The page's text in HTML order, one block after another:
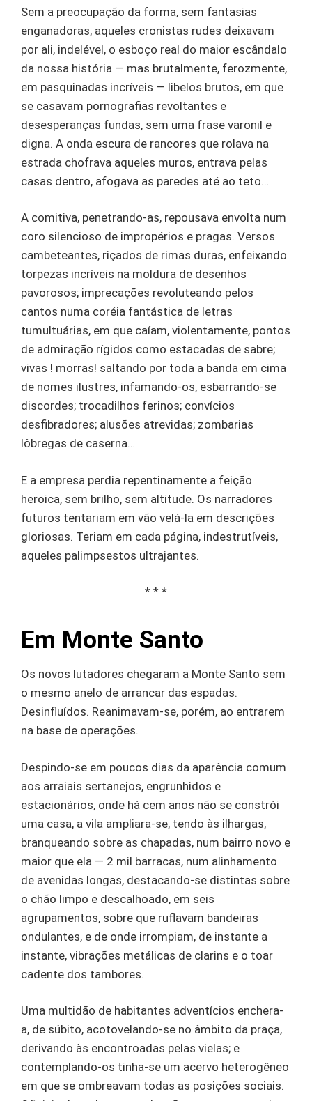
Sem a preocupação da forma, sem fantasias
enganadoras, aqueles cronistas rudes deixavam
por ali, indelével, o esboço real do maior escândalo
da nossa história — mas brutalmente, ferozmente,
em pasquinadas incríveis — libelos brutos, em que
se casavam pornografias revoltantes e
desesperanças fundas, sem uma frase varonil e
digna. A onda escura de rancores que rolava na
estrada chofrava aqueles muros, entrava pelas
casas dentro, afogava as paredes até ao teto…
A comitiva, penetrando-as, repousava envolta num
coro silencioso de impropérios e pragas. Versos
cambeteantes, riçados de rimas duras, enfeixando
torpezas incríveis na moldura de desenhos
pavorosos; imprecações revoluteando pelos
cantos numa coréia fantástica de letras
tumultuárias, em que caíam, violentamente, pontos
de admiração rígidos como estacadas de sabre;
vivas ! morras! saltando por toda a banda em cima
de nomes ilustres, infamando-os, esbarrando-se
discordes; trocadilhos ferinos; convícios
desfibradores; alusões atrevidas; zombarias
lôbregas de caserna…
E a empresa perdia repentinamente a feição
heroica, sem brilho, sem altitude. Os narradores
futuros tentariam em vão velá-la em descrições
gloriosas. Teriam em cada página, indestrutíveis,
aqueles palimpsestos ultrajantes.
* * *
Em Monte Santo
Os novos lutadores chegaram a Monte Santo sem
o mesmo anelo de arrancar das espadas.
Desinfluídos. Reanimavam-se, porém, ao entrarem
na base de operações.
Despindo-se em poucos dias da aparência comum
aos arraiais sertanejos, engrunhidos e
estacionários, onde há cem anos não se constrói
uma casa, a vila ampliara-se, tendo às ilhargas,
branqueando sobre as chapadas, num bairro novo e
maior que ela — 2 mil barracas, num alinhamento
de avenidas longas, destacando-se distintas sobre
o chão limpo e descalhoado, em seis
agrupamentos, sobre que ruflavam bandeiras
ondulantes, e de onde irrompiam, de instante a
instante, vibrações metálicas de clarins e o toar
cadente dos tambores.
Uma multidão de habitantes adventícios enchera-
a, de súbito, acotovelando-se no âmbito da praça,
derivando às encontroadas pelas vielas; e
contemplando-os tinha-se um acervo heterogêneo
em que se ombreavam todas as posições sociais.